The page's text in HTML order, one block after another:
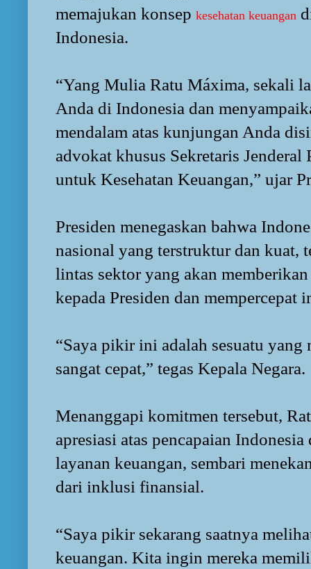
memajukan konsep kesehatan keuangan
Indonesia.
“Yang Mulia Ratu Máxima, sekali
Anda di Indonesia dan
mendalam atas kunjungan Anda
advokat khusus Sekretaris Jenderal
untuk Kesehatan Keuangan,” ujar
Presiden menegaskan bahwa
nasional yang terstruktur dan kuat,
lintas sektor yang akan
kepada Presiden dan mempercepat
“Saya pikir ini adalah sesuatu yang
sangat cepat,” tegas Kepala Negara.
Menanggapi komitmen tersebut,
apresiasi atas pencapaian
layanan keuangan, sembari
dari inklusi finansial.
“Saya pikir sekarang saatnya
keuangan. Kita ingin mereka